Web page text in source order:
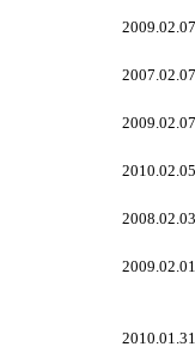
2009.02.07
2007.02.07
2009.02.07
2010.02.05
2008.02.03
2009.02.01
2010.01.31